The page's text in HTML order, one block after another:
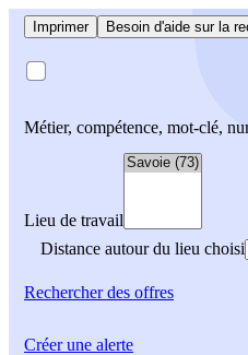
Imprimer Besoin d'aide sur la
Métier, compétence, mot-clé,
Lieu de travail
Distance autour du lieu choisi
Rechercherdes offres
Créer une alerte